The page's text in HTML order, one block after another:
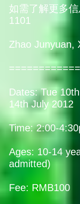
如需了解更多
1101
Zhao Junyuan,
Dates: Tue
14th July 2012
Time: 2:00-
Ages: 10-14
admitted)
Fee: RMB100